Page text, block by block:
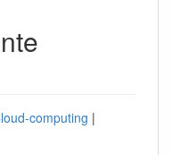
computing |